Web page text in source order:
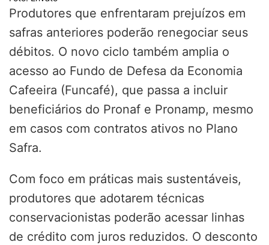
Produtores que enfrentaram prejuízos em
safras anteriores poderão renegociar seus
débitos. O novo ciclo também amplia o
acesso ao Fundo de Defesa da Economia
Cafeeira (Funcafé), que passa a incluir
beneficiários do Pronaf e Pronamp, mesmo
em casos com contratos ativos no Plano
Safra.
Com foco em práticas mais sustentáveis,
produtores que adotarem técnicas
conservacionistas poderão acessar linhas
de crédito com juros reduzidos. O desconto